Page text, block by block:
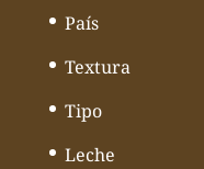
País
Textura
Tipo
Leche